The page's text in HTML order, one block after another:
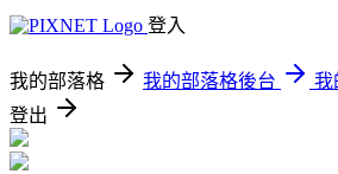
登入
我的部落格 我的部落格後台
我
登出